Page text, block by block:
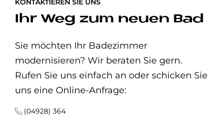
KONTAKTIEREN SIE UNS
Ihr Weg zum neuen Bad
Sie möchten Ihr Badezimmer
modernisieren? Wir beraten Sie gern.
Rufen Sie uns einfach an oder schicken Sie
uns eine Online-Anfrage:
(04928) 364